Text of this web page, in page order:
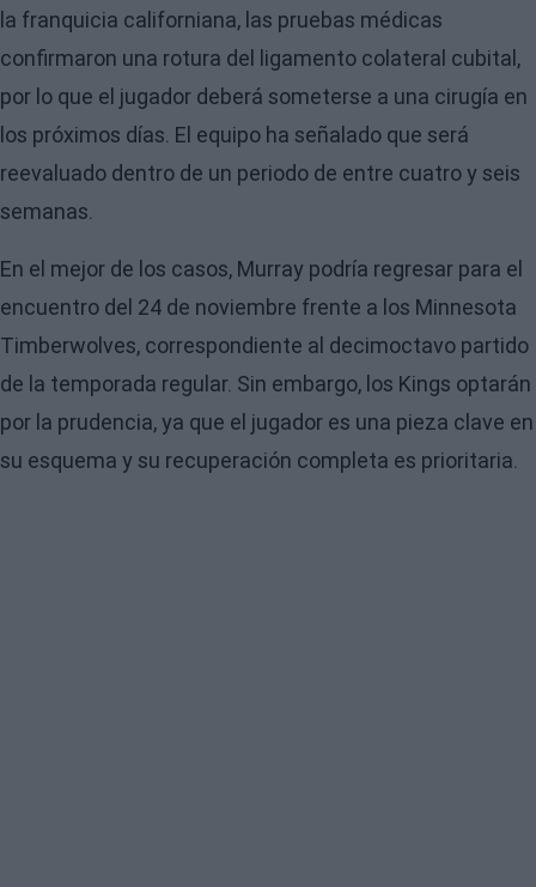
la franquicia californiana, las pruebas médicas
confirmaron una rotura del ligamento colateral cubital,
por lo que el jugador deberá someterse a una cirugía en
los próximos días. El equipo ha señalado que será
reevaluado dentro de un periodo de entre cuatro y seis
semanas.
En el mejor de los casos, Murray podría regresar para el
encuentro del 24 de noviembre frente a los Minnesota
Timberwolves, correspondiente al decimoctavo partido
de la temporada regular. Sin embargo, los Kings optarán
por la prudencia, ya que el jugador es una pieza clave en
su esquema y su recuperación completa es prioritaria.